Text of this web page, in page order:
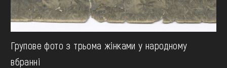
Групове фото з трьома жінками у народному
вбранні